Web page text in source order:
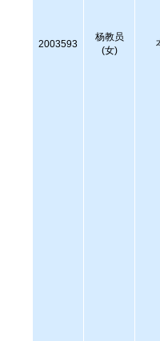
2003593
杨教员
(女)